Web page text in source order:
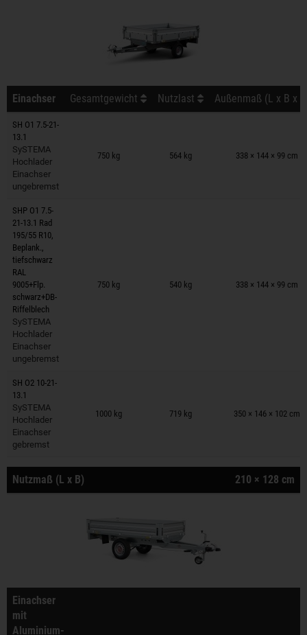
Einachser Gesamtgewicht Nutzlast Außenmaß (L x B x
SH O1 7.5-21-
13.1
SySTEMA
Hochlader
Einachser
ungebremst
750 kg 564 kg 338 × 144 × 99 cm
Anhänger auf Merkzettel
SHP O1 7.5-
21-13.1 Rad
195/55 R10,
Beplank.,
tiefschwarz
RAL
9005+Flp.
schwarz+DB-
Riffelblech
SySTEMA
Hochlader
Einachser
ungebremst
750 kg 540 kg 338 × 144 × 99 cm
Anhänger auf Merkzettel
SH O2 10-21-
13.1
SySTEMA
Hochlader
Einachser
gebremst
1000 kg 719 kg 350 × 146 × 102 cm
Anhänger auf Merkzettel
Nutzmaß (L x B) 210 × 128 cm
Einachser
mit
Aluminium-